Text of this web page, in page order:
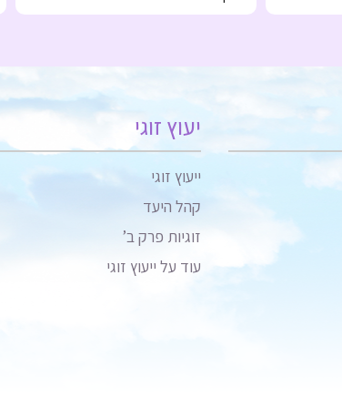
יעוץ זוגי
ייעוץ זוגי
קהל היעד
זוגיות פרק ב’
עוד על ייעוץ זוגי